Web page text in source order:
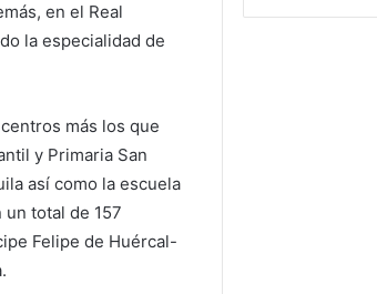
en el Real
la especialidad de
más los que
y Primaria San
así como la escuela
total de 157
Felipe de Huércal-